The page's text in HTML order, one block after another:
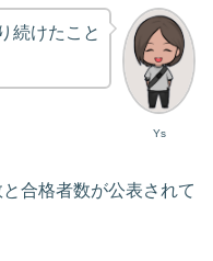
Ys
続けたこと
合格者数が公表されて